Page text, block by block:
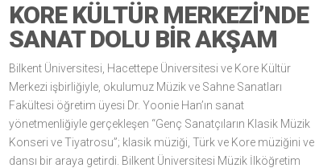
KORE KÜLTÜR MERKEZI’NDE
SANAT DOLU BIR AKŞAM
Bilkent Üniversitesi, Hacettepe Üniversitesi ve Kore Kültür
Merkezi işbirliğiyle, okulumuz Müzik ve Sahne Sanatları
Fakültesi öğretim üyesi Dr. Yoonie Han’ın sanat
yönetmenliğiyle gerçekleşen “Genç Sanatçıların Klasik Müzik
Konseri ve Tiyatrosu”; klasik müziği, Türk ve Kore müziğini ve
dansı bir araya getirdi. Bilkent Üniversitesi Müzik İlköğretim